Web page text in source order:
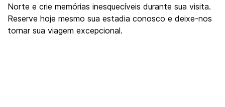
Norte e crie memórias inesquecíveis durante sua visita.
Reserve hoje mesmo sua estadia conosco e deixe-nos
tornar sua viagem excepcional.